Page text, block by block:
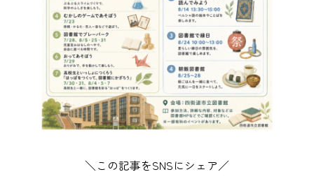
＼この記事をSNSにシェア／